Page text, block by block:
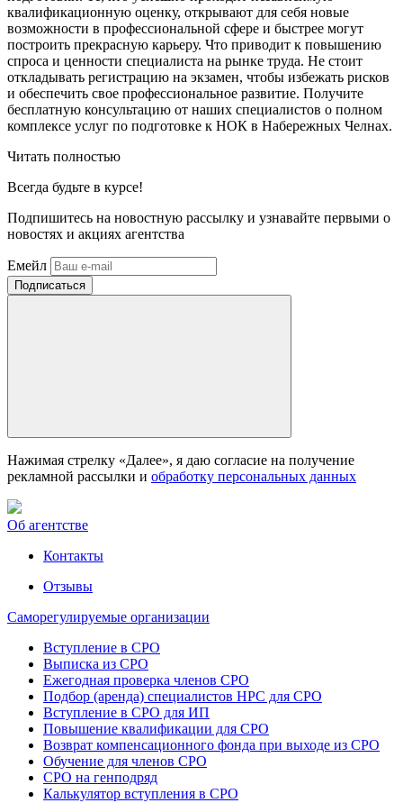
квалификационную оценку, открывают для себя новые
возможности в профессиональной сфере и быстрее могут
построить прекрасную карьеру. Что приводит к повышению
спроса и ценности специалиста на рынке труда. Не стоит
откладывать регистрацию на экзамен, чтобы избежать рисков
и обеспечить свое профессиональное развитие. Получите
бесплатную консультацию от наших специалистов о полном
комплексе услуг по подготовке к НОК в Набережных Челнах.
Читать полностью
Всегда будьте в курсе!
Подпишитесь на новостную рассылку и узнавайте первыми о
новостях и акциях агентства
Емейл
Нажимая стрелку «Далее», я даю согласие на получение
рекламной рассылки и обработку персональных данных
Об агентстве
Контакты
Отзывы
Саморегулируемые организации
Вступление в СРО
Выписка из СРО
Ежегодная проверка членов СРО
Подбор (аренда) специалистов НРС для СРО
Вступление в СРО для ИП
Повышение квалификации для СРО
Возврат компенсационного фонда при выходе из СРО
Обучение для членов СРО
СРО на генподряд
Калькулятор вступления в СРО